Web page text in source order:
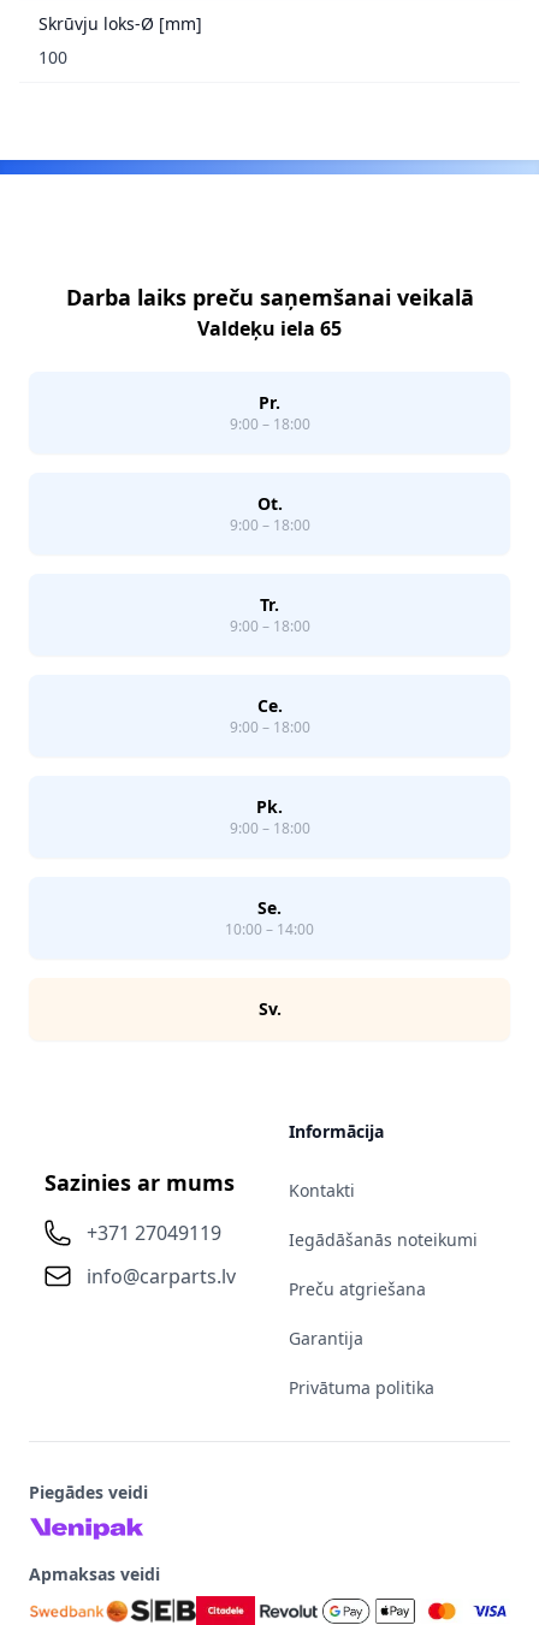
Skrūvju loks-Ø [mm]
100
Darba laiks preču saņemšanai veikalā
Valdeķu iela 65
Pr.
9:00 – 18:00
Ot.
9:00 – 18:00
Tr.
9:00 – 18:00
Ce.
9:00 – 18:00
Pk.
9:00 – 18:00
Se.
10:00 – 14:00
Sv.
Sazinies ar mums
+371 27049119
info@carparts.lv
Informācija
Kontakti
Iegādāšanās noteikumi
Preču atgriešana
Garantija
Privātuma politika
Piegādes veidi
Apmaksas veidi